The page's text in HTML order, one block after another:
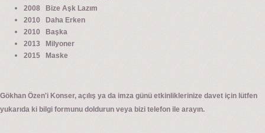
2008 Bize Aşk Lazım
2010 Daha Erken
2010 Başka
2013 Milyoner
2015 Maske
Gökhan Özen'i Konser, açılış ya da imza günü etkinliklerinize davet için lütfen
yukarıda ki bilgi formunu doldurun veya bizi telefon ile arayın.